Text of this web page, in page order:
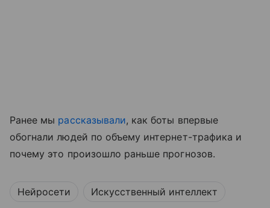
Ранее мы рассказывали, как боты впервые
обогнали людей по объему интернет-трафика и
почему это произошло раньше прогнозов.
Нейросети Искусственный интеллект